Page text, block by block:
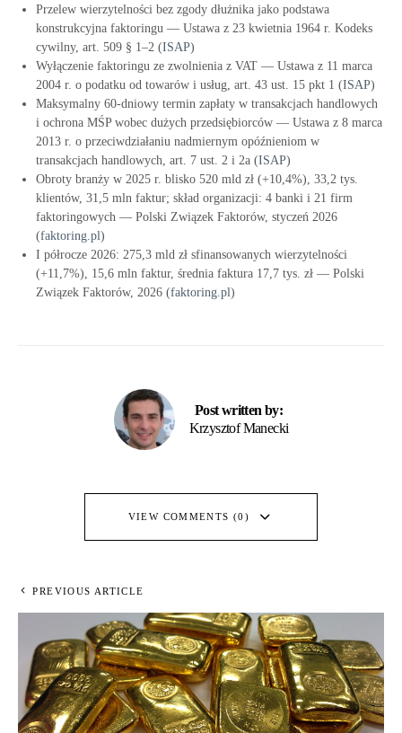
Przelew wierzytelności bez zgody dłużnika jako podstawa
konstrukcyjna faktoringu — Ustawa z 23 kwietnia 1964 r. Kodeks
cywilny, art. 509 § 1–2 (ISAP)
Wyłączenie faktoringu ze zwolnienia z VAT — Ustawa z 11 marca
2004 r. o podatku od towarów i usług, art. 43 ust. 15 pkt 1 (ISAP)
Maksymalny 60-dniowy termin zapłaty w transakcjach handlowych
i ochrona MŚP wobec dużych przedsiębiorców — Ustawa z 8 marca
2013 r. o przeciwdziałaniu nadmiernym opóźnieniom w
transakcjach handlowych, art. 7 ust. 2 i 2a (ISAP)
Obroty branży w 2025 r. blisko 520 mld zł (+10,4%), 33,2 tys.
klientów, 31,5 mln faktur; skład organizacji: 4 banki i 21 firm
faktoringowych — Polski Związek Faktorów, styczeń 2026
(faktoring.pl)
I półrocze 2026: 275,3 mld zł sfinansowanych wierzytelności
(+11,7%), 15,6 mln faktur, średnia faktura 17,7 tys. zł — Polski
Związek Faktorów, 2026 (faktoring.pl)
Post written by:
Krzysztof Manecki
VIEW COMMENTS (0)
PREVIOUS ARTICLE